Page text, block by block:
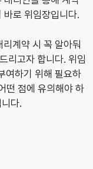
바로 위임장입니다.
계약 시 꼭 알아둬
리고자 합니다. 위임
여하기 위해 필요하
떤 점에 유의해야 하
다.